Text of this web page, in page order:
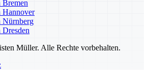
Hannover
Nürnberg
Müller. Alle Rechte vorbehalten.